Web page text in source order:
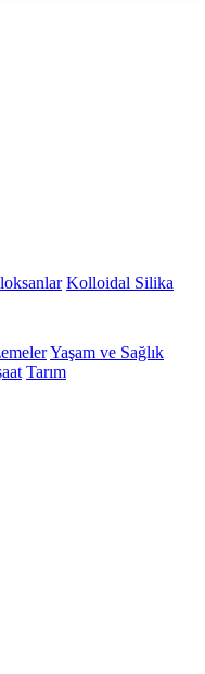
Kolloidal Silika
Yaşam ve Sağlık
Tarım